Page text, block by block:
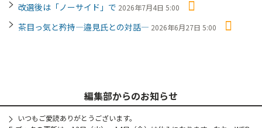
改選後は「ノーサイド」で 2026年7月4日 5:00
茶目っ気と矜持―邉見氏との対話― 2026年6月27日 5:00
編集部からのお知らせ
いつもご愛読ありがとうございます。